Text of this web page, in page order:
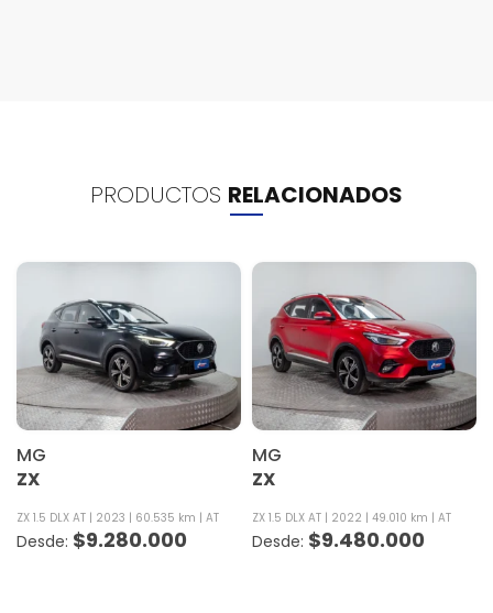
PRODUCTOS RELACIONADOS
MG
ZX
ZX 1.5 DLX AT 2023 60.535 km AT
$9.280.000
MG
ZX
ZX 1.5 DLX AT 2022 49.010 km AT
$9.480.000